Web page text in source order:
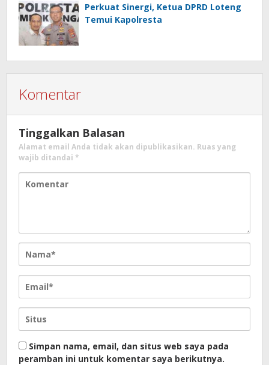
Perkuat Sinergi, Ketua DPRD Loteng
Temui Kapolresta
Komentar
Tinggalkan Balasan
Alamat email Anda tidak akan dipublikasikan. Ruas yang
wajib ditandai *
Simpan nama, email, dan situs web saya pada
peramban ini untuk komentar saya berikutnya.